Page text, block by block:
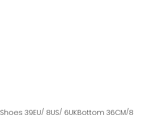
Shoes 39EU/ 8US/ 6UKBottom 36CM/8